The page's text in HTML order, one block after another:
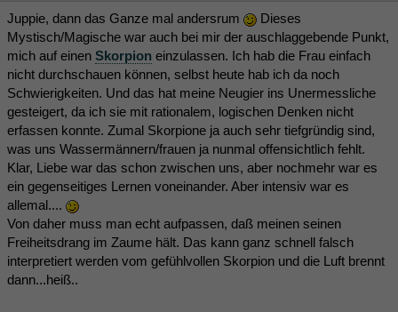
Juppie, dann das Ganze mal andersrum
Dieses
Mystisch/Magische war auch bei mir der auschlaggebende Punkt,
mich auf einen Skorpion einzulassen. Ich hab die Frau einfach
nicht durchschauen können, selbst heute hab ich da noch
Schwierigkeiten. Und das hat meine Neugier ins Unermessliche
gesteigert, da ich sie mit rationalem, logischen Denken nicht
erfassen konnte. Zumal Skorpione ja auch sehr tiefgründig sind,
was uns Wassermännern/frauen ja nunmal offensichtlich fehlt.
Klar, Liebe war das schon zwischen uns, aber nochmehr war es
ein gegenseitiges Lernen voneinander. Aber intensiv war es
allemal....
Von daher muss man echt aufpassen, daß meinen seinen
Freiheitsdrang im Zaume hält. Das kann ganz schnell falsch
interpretiert werden vom gefühlvollen Skorpion und die Luft brennt
dann...heiß..